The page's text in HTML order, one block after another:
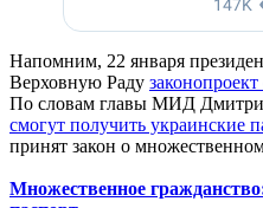
Напомним, 22 января
Верховную Раду
По словам главы МИД
смогут получить украинские
принят закон о
Множественное